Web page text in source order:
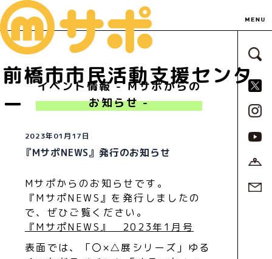
前橋市市民活動支援センタ
ー
サ
イベント情報 - Ｍサポからの
お知らせ -
2023年01月17日
『MサポNEWS』発行のお知らせ
Mサポからのお知らせです。
『MサポNEWS』を発行しましたの
で、ぜひご覧ください。
『MサポNEWS』 2023年1月号
表面では、「〇×△展シリーズ」ゆる